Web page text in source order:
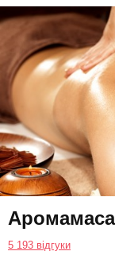
5 193 відгуки